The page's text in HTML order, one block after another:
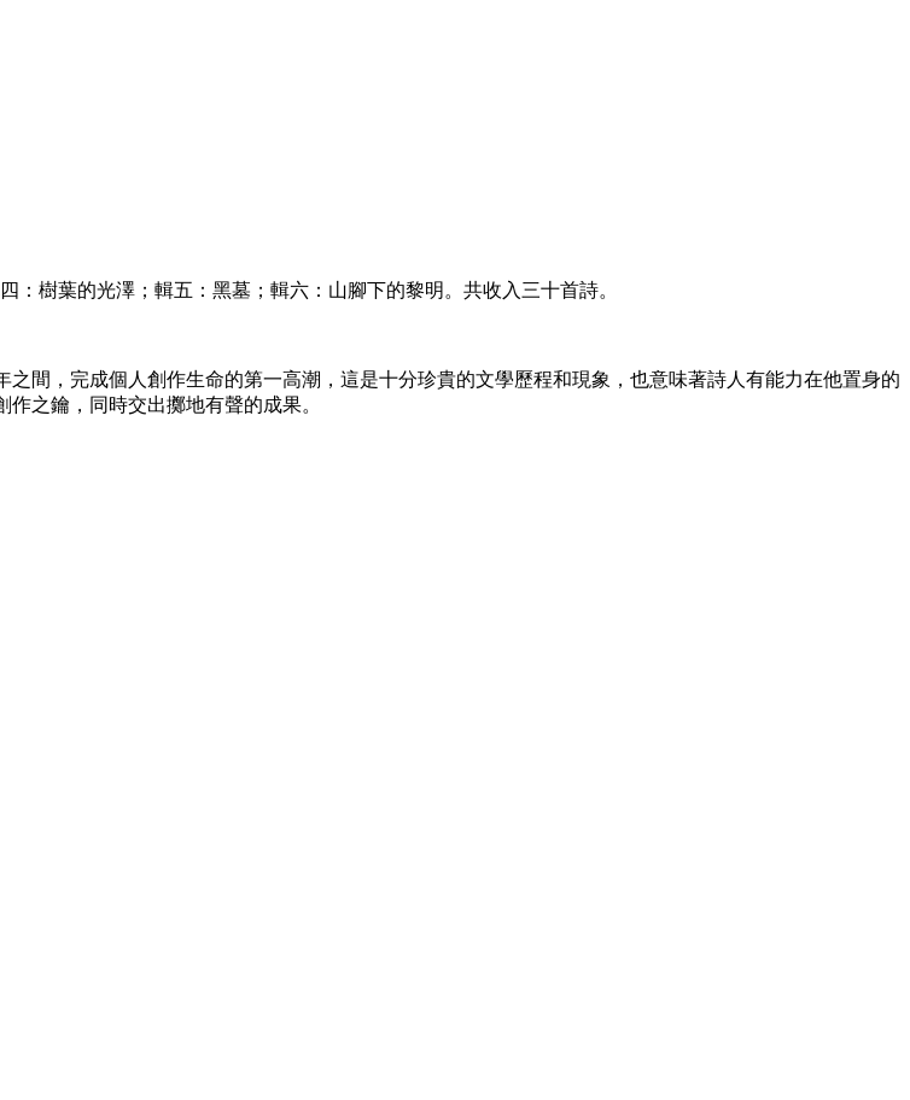
樹葉的光澤；輯五：黑墓；輯六：山腳下的黎明。共收入三十首詩。
間，完成個人創作生命的第一高潮，這是十分珍貴的文學歷程和現象，也意味著詩人有能力在他置身的
之鑰，同時交出擲地有聲的成果。